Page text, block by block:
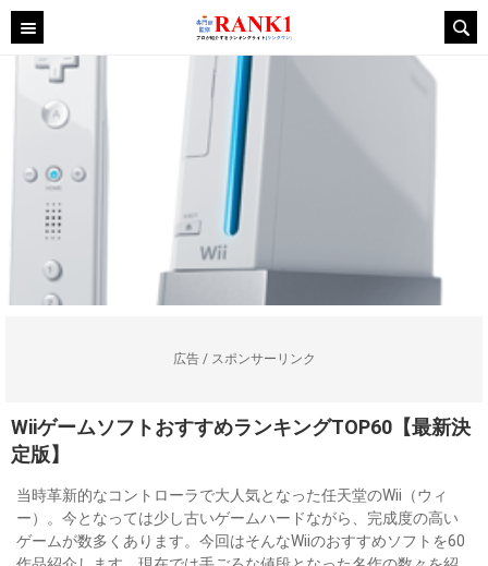
広告 / スポンサーリンク
WiiゲームソフトおすすめランキングTOP60【最新決
定版】
当時革新的なコントローラで大人気となった任天堂のWii（ウィ
ー）。今となっては少し古いゲームハードながら、完成度の高い
ゲームが数多くあります。今回はそんなWiiのおすすめソフトを60